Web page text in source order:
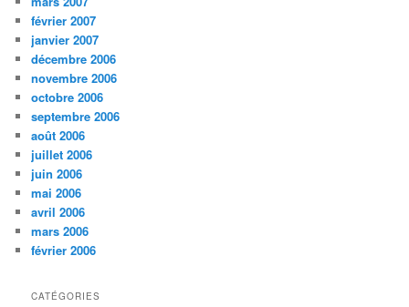
février 2007
janvier 2007
décembre 2006
novembre 2006
octobre 2006
septembre 2006
août 2006
juillet 2006
juin 2006
mai 2006
avril 2006
mars 2006
février 2006
CATÉGORIES